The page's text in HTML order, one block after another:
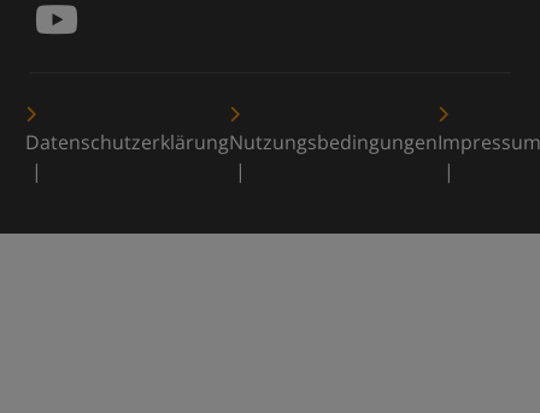
DatenschutzerklärungNutzungsbedingungenImpressum